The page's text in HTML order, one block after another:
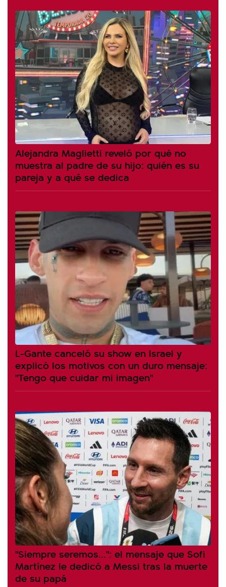
Alejandra Maglietti reveló por qué no
muestra al padre de su hijo: quién es su
pareja y a qué se dedica
L-Gante canceló su show en Israel y
explicó los motivos con un duro mensaje:
"Tengo que cuidar mi imagen"
"Siempre seremos...": el mensaje que Sofi
Martínez le dedicó a Messi tras la muerte
de su papá